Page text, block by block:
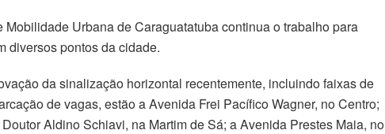
Urbana de Caraguatatuba continua o trabalho para
diversos pontos da cidade.
da sinalização horizontal recentemente, incluindo faixas de
de vagas, estão a Avenida Frei Pacífico Wagner, no Centro;
Aldino Schiavi, na Martim de Sá; a Avenida Prestes Maia, no